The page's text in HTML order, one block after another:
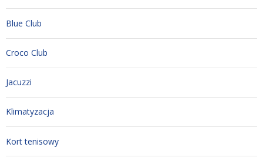
Blue Club
Croco Club
Jacuzzi
Klimatyzacja
Kort tenisowy